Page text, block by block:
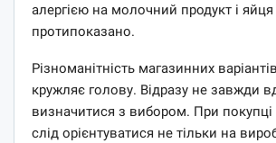
алергією на молочний продукт і
протипоказано.
Різноманітність магазинних
кружляє голову. Відразу не завжди
визначитися з вибором. При покупці
слід орієнтуватися не тільки на